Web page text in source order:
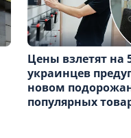
Цены взлетят на
украинцев
новом
популярных